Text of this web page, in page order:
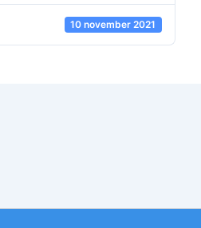
10 november 2021